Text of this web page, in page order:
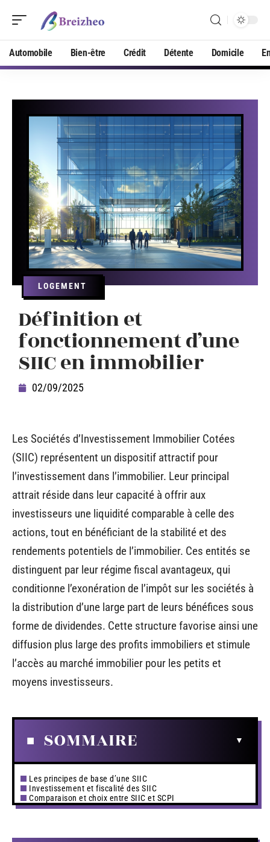
Automobile Bien-être Crédit Détente Domicile
LOGEMENT
Définition et
fonctionnement d’une
SIIC en immobilier
02/09/2025
Les Sociétés d’Investissement Immobilier Cotées
(SIIC) représentent un dispositif attractif pour
l’investissement dans l’immobilier. Leur principal
attrait réside dans leur capacité à offrir aux
investisseurs une liquidité comparable à celle des
actions, tout en bénéficiant de la stabilité et des
rendements potentiels de l’immobilier. Ces entités se
distinguent par leur régime fiscal avantageux, qui
conditionne l’exonération de l’impôt sur les sociétés à
la distribution d’une large part de leurs bénéfices sous
forme de dividendes. Cette structure favorise ainsi une
diffusion plus large des profits immobiliers et stimule
l’accès au marché immobilier pour les petits et
moyens investisseurs.
SOMMAIRE
Les principes de base d’une SIIC
Investissement et fiscalité des SIIC
Comparaison et choix entre SIIC et SCPI